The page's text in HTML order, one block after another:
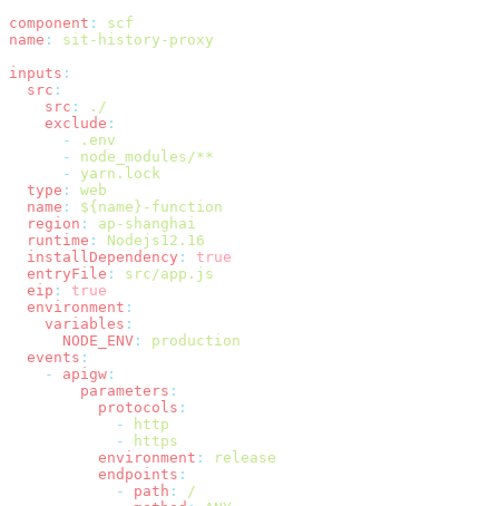
component :
name :
inputs
  src
    src
:
    exclude
      -
      -
      -
  type
:
  name
:
  region
:
  runtime
:
  installDependency
:
  entryFile
:
  eip
:
  environment
    variables
      NODE_ENV
:
  events
    -
apigw
        parameters
          protocols
            -
            -
          environment
:
          endpoints
            -
path :